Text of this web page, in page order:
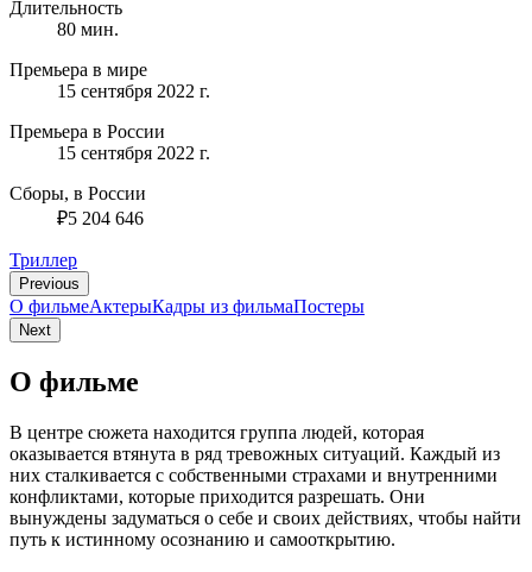
Длительность
80 мин.
Премьера в мире
15 сентября 2022 г.
Премьера в России
15 сентября 2022 г.
Сборы, в России
₽5 204 646
Триллер
Previous
О фильмеАктерыКадры из фильмaПостеры
Next
О фильме
В центре сюжета находится группа людей, которая
оказывается втянута в ряд тревожных ситуаций. Каждый из
них сталкивается с собственными страхами и внутренними
конфликтами, которые приходится разрешать. Они
вынуждены задуматься о себе и своих действиях, чтобы найти
путь к истинному осознанию и самооткрытию.